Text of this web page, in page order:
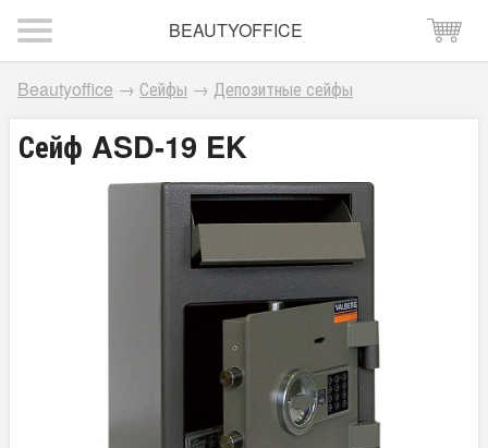
BEAUTYOFFICE
Beautyoffice → Сейфы → Депозитные сейфы
Сейф ASD-19 EK